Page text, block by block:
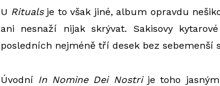
U Ritualsje to však jiné, album opravdu
ani nesnaží nijak skrývat. Sakisovy
posledních nejméně tří desek bez sebemenší
Úvodní In NomineDei Nostrije toho